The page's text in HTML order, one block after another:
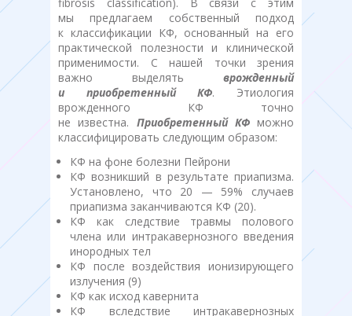
fibrosis classification). В связи с этим
мы предлагаем собственный подход
к классификации КФ, основанный на его
практической полезности и клинической
применимости. С нашей точки зрения
важно выделять врожденный
и приобретенный КФ. Этиология
врожденного КФ точно
не известна. Приобретенный КФможно
классифицировать следующим образом:
КФ на фоне болезни Пейрони
КФ возникший в результате приапизма.
Установлено, что 20 — 59% случаев
приапизма заканчиваются КФ (20).
КФ как следствие травмы полового
члена или интракавернозного введения
инородных тел
КФ после воздействия ионизирующего
излучения (9)
КФ как исход кавернита
КФ вследствие интракавернозных